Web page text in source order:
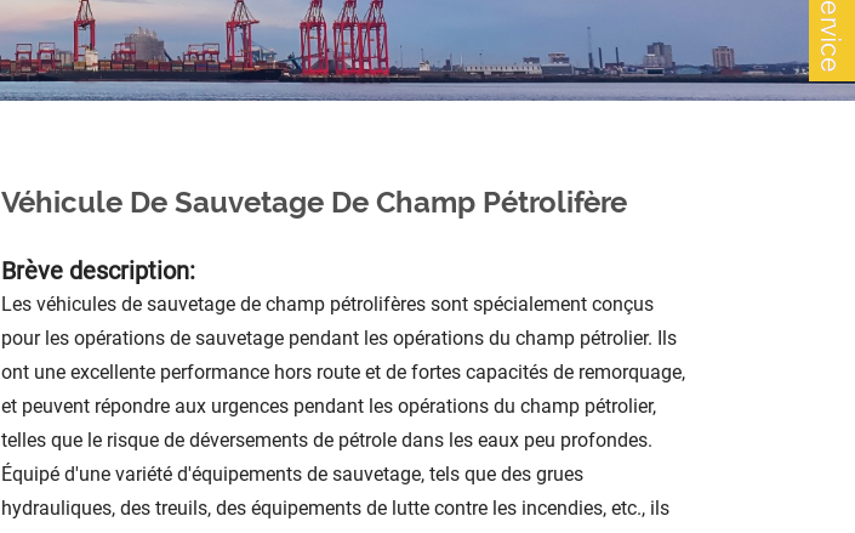
Véhicule De Sauvetage De Champ Pétrolifère
Brève description:
Les véhicules de sauvetage de champ pétrolifères sont spécialement conçus
pour les opérations de sauvetage pendant les opérations du champ pétrolier. Ils
ont une excellente performance hors route et de fortes capacités de remorquage,
et peuvent répondre aux urgences pendant les opérations du champ pétrolier,
telles que le risque de déversements de pétrole dans les eaux peu profondes.
Équipé d'une variété d'équipements de sauvetage, tels que des grues
hydrauliques, des treuils, des équipements de lutte contre les incendies, etc., ils